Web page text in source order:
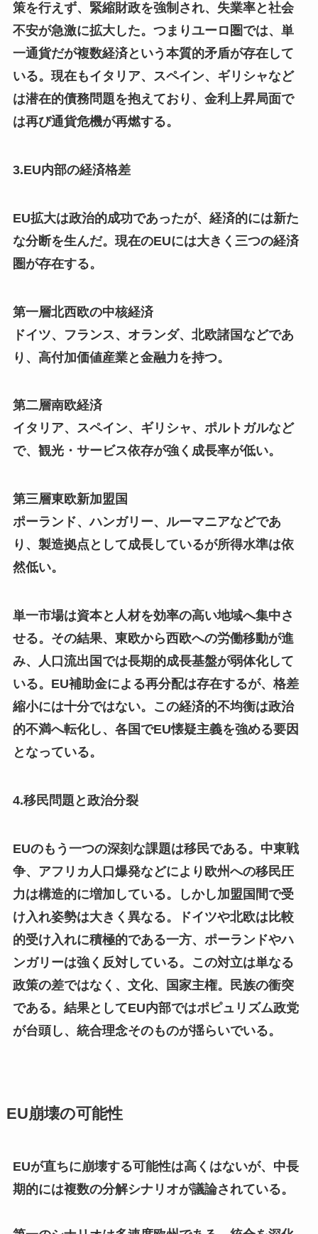
策を行えず、緊縮財政を強制され、失業率と社会
不安が急激に拡大した。つまりユーロ圏では、単
一通貨だが複数経済という本質的矛盾が存在して
いる。現在もイタリア、スペイン、ギリシャなど
は潜在的債務問題を抱えており、金利上昇局面で
は再び通貨危機が再燃する。
3.EU内部の経済格差
EU拡大は政治的成功であったが、経済的には新た
な分断を生んだ。現在のEUには大きく三つの経済
圏が存在する。
第一層北西欧の中核経済
ドイツ、フランス、オランダ、北欧諸国などであ
り、高付加価値産業と金融力を持つ。
第二層南欧経済
イタリア、スペイン、ギリシャ、ポルトガルなど
で、観光・サービス依存が強く成長率が低い。
第三層東欧新加盟国
ポーランド、ハンガリー、ルーマニアなどであ
り、製造拠点として成長しているが所得水準は依
然低い。
単一市場は資本と人材を効率の高い地域へ集中さ
せる。その結果、東欧から西欧への労働移動が進
み、人口流出国では長期的成長基盤が弱体化して
いる。EU補助金による再分配は存在するが、格差
縮小には十分ではない。この経済的不均衡は政治
的不満へ転化し、各国でEU懐疑主義を強める要因
となっている。
4.移民問題と政治分裂
EUのもう一つの深刻な課題は移民である。中東戦
争、アフリカ人口爆発などにより欧州への移民圧
力は構造的に増加している。しかし加盟国間で受
け入れ姿勢は大きく異なる。ドイツや北欧は比較
的受け入れに積極的である一方、ポーランドやハ
ンガリーは強く反対している。この対立は単なる
政策の差ではなく、文化、国家主権。民族の衝突
である。結果としてEU内部ではポピュリズム政党
が台頭し、統合理念そのものが揺らいでいる。
EU崩壊の可能性
EUが直ちに崩壊する可能性は高くはないが、中長
期的には複数の分解シナリオが議論されている。